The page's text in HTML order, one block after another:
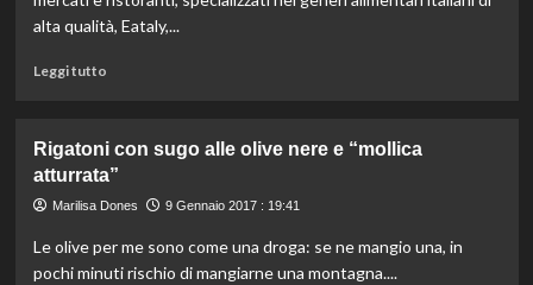
realizzati
Ototo
alta qualità, Eataly,...
Leggi tuttoLeggi
Eataly
assume
giovani,
di
Oscar
Rigatoni con sugo alle olive nere e “mollica
atturrata”
Marilisa Dones 9 Gennaio 2017 : 19:41
Le olive per me sono come una droga: se ne mangio una, in
pochi minuti rischio di mangiarne una montagna....